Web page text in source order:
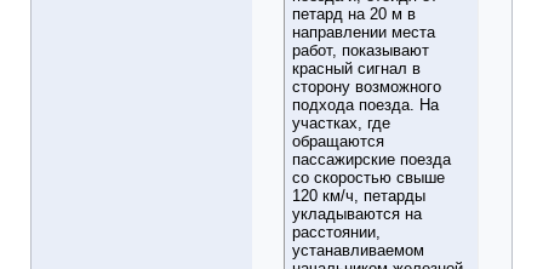
петард на 20 м в
направлении места
работ, показывают
красный сигнал в
сторону возможного
подхода поезда. На
участках, где
обращаются
пассажирские поезда
со скоростью свыше
120 км/ч, петарды
укладываются на
расстоянии,
устанавливаемом